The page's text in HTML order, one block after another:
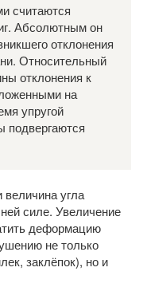
считаются
Абсолютным он
отклонения
Относительный
отклонения к
на
упругой
подвергаются
угла
силе. Увеличение
деформацию
не только
заклёпок), но и